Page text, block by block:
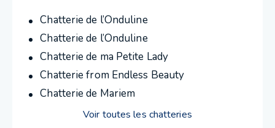
Chatterie de l’Onduline
Chatterie de l’Onduline
Chatterie de ma Petite Lady
Chatterie from Endless Beauty
Chatterie de Mariem
Voir toutes les chatteries